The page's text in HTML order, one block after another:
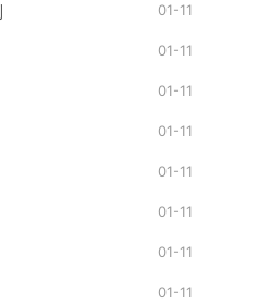
01-11
01-11
01-11
01-11
01-11
01-11
01-11
01-11